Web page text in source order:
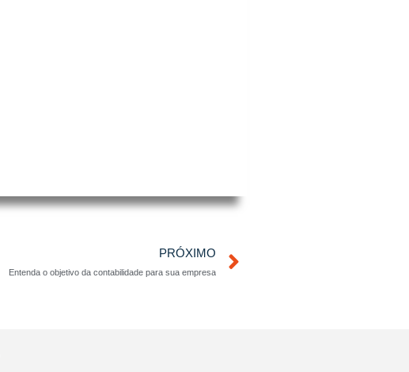
PRÓXIMO
Entenda o objetivo da contabilidade para sua empresa
Próximo